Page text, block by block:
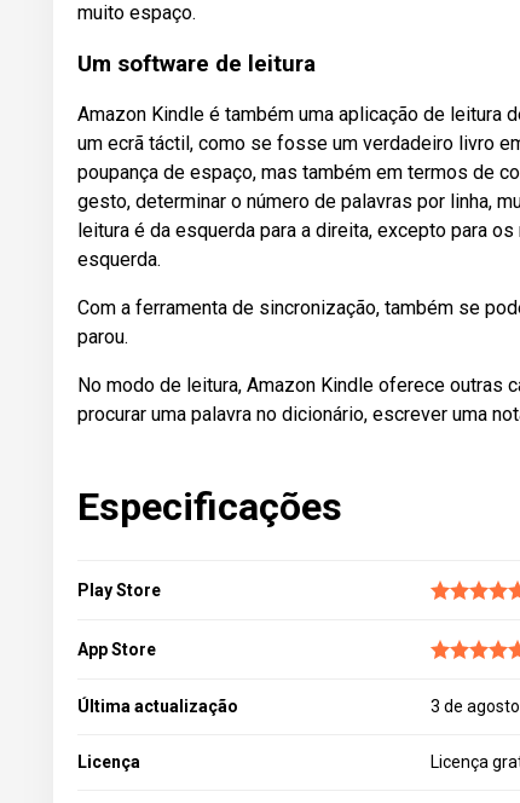
muito espaço.
Um software de leitura
Amazon Kindle é também uma aplicação de
um ecrã táctil, como se fosse um verdadeiro livro
poupança de espaço, mas também em termos de
gesto, determinar o número de palavras por linha,
leitura é da esquerda para a direita, excepto para
esquerda.
Com a ferramenta de sincronização, também se
parou.
No modo de leitura, Amazon Kindle oferece outras
procurar uma palavra no dicionário, escrever uma
Especificações
Play Store
App Store
Última actualização 3 de
Licença Licença